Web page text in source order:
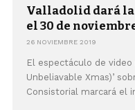
Valladolid dará
el 30 de
26 NOVIEMBRE 2019
El espectáculo de video
Unbeliavable Xmas)’
Consistorial marcará el